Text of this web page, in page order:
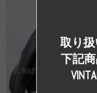
取り扱
下記商